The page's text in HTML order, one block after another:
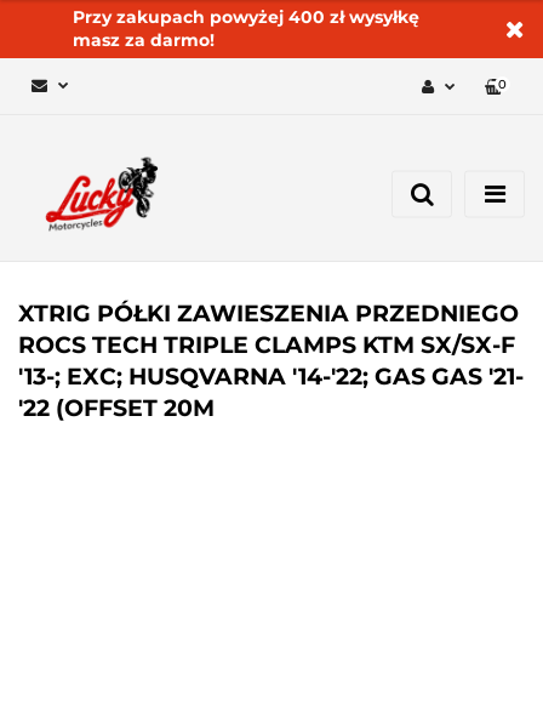
Przy zakupach powyżej 400 zł wysyłkę
masz za darmo!
Dodaj zgłoszenie
0
XTRIG PÓŁKI ZAWIESZENIA PRZEDNIEGO
ROCS TECH TRIPLE CLAMPS KTM SX/SX-F
'13-; EXC; HUSQVARNA '14-'22; GAS GAS '21-
'22 (OFFSET 20M